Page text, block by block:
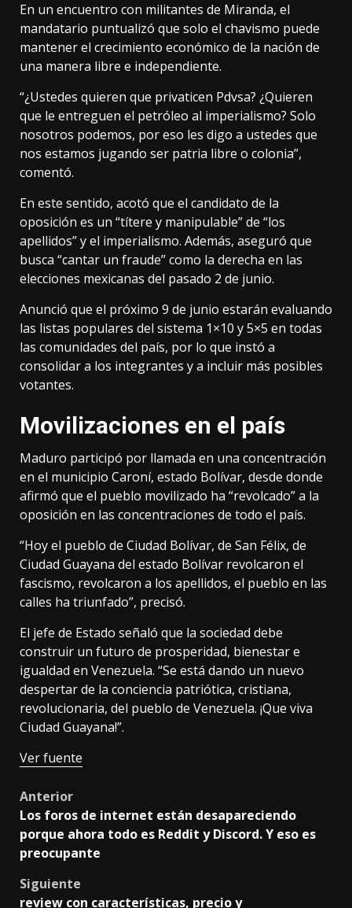
En un encuentro con militantes de Miranda, el
mandatario puntualizó que solo el chavismo puede
mantener el crecimiento económico de la nación de
una manera libre e independiente.
“¿Ustedes quieren que privaticen Pdvsa? ¿Quieren
que le entreguen el petróleo al imperialismo? Solo
nosotros podemos, por eso les digo a ustedes que
nos estamos jugando ser patria libre o colonia”,
comentó.
En este sentido, acotó que el candidato de la
oposición es un “títere y manipulable” de “los
apellidos” y el imperialismo. Además, aseguró que
busca “cantar un fraude” como la derecha en las
elecciones mexicanas del pasado 2 de junio.
Anunció que el próximo 9 de junio estarán evaluando
las listas populares del sistema 1×10 y 5×5 en todas
las comunidades del país, por lo que instó a
consolidar a los integrantes y a incluir más posibles
votantes.
Movilizaciones en el país
Maduro participó por llamada en una concentración
en el municipio Caroní, estado Bolívar, desde donde
afirmó que el pueblo movilizado ha “revolcado” a la
oposición en las concentraciones de todo el país.
“Hoy el pueblo de Ciudad Bolívar, de San Félix, de
Ciudad Guayana del estado Bolívar revolcaron el
fascismo, revolcaron a los apellidos, el pueblo en las
calles ha triunfado”, precisó.
El jefe de Estado señaló que la sociedad debe
construir un futuro de prosperidad, bienestar e
igualdad en Venezuela. “Se está dando un nuevo
despertar de la conciencia patriótica, cristiana,
revolucionaria, del pueblo de Venezuela. ¡Que viva
Ciudad Guayana!”.
Ver fuente
Post
navigation
Anterior
Los foros de internet están desapareciendo
porque ahora todo es Reddit y Discord. Y eso es
preocupante
Siguiente
review con características, precio y